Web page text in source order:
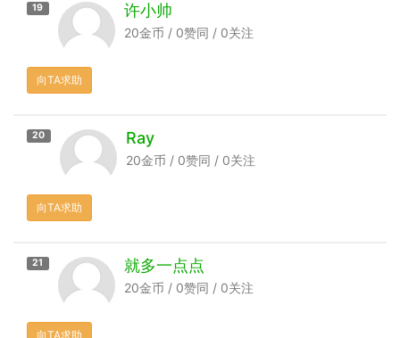
19 许小帅
20金币 / 0赞同 / 0关注
向TA求助
20 Ray
20金币 / 0赞同 / 0关注
向TA求助
21 就多一点点
20金币 / 0赞同 / 0关注
向TA求助